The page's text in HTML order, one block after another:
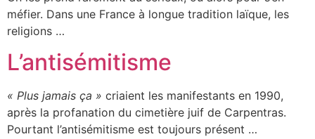
méfier. Dans une France à longue tradition laïque, les
religions …
L’antisémitisme
« Plus jamais ça » criaient les manifestants en 1990,
après la profanation du cimetière juif de Carpentras.
Pourtant l’antisémitisme est toujours présent …